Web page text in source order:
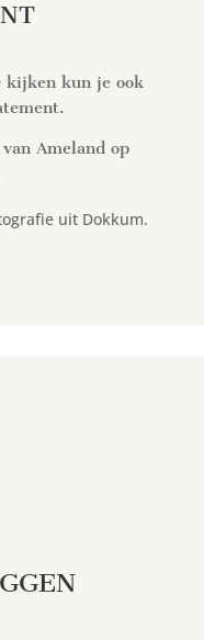
kijken kun je ook
Ameland op